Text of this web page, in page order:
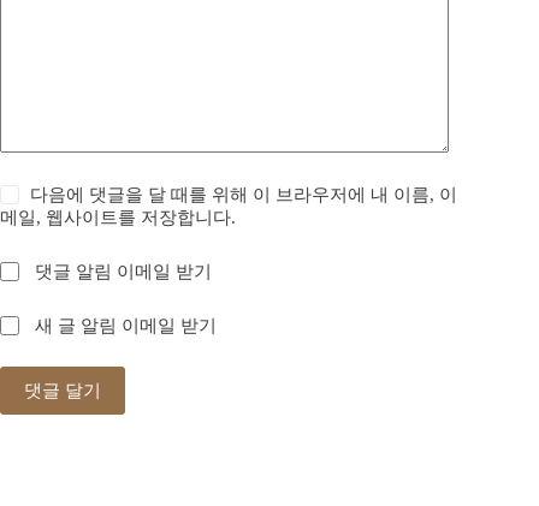
다음에 댓글을 달 때를 위해 이 브라우저에 내 이름, 이
메일, 웹사이트를 저장합니다.
댓글 알림 이메일 받기
새 글 알림 이메일 받기
댓글 달기